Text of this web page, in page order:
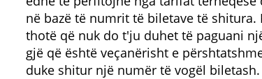
në bazë të numrit të biletave të shitura.
thotë që nuk do t'ju duhet të paguani
gjë që është veçanërisht e
duke shitur një numër të vogël biletash.